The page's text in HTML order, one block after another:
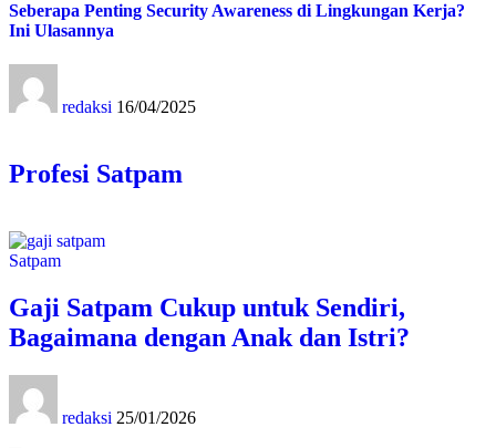
Seberapa Penting Security Awareness di Lingkungan Kerja?
Ini Ulasannya
redaksi 16/04/2025
Profesi Satpam
Satpam
Gaji Satpam Cukup untuk Sendiri,
Bagaimana dengan Anak dan Istri?
redaksi 25/01/2026